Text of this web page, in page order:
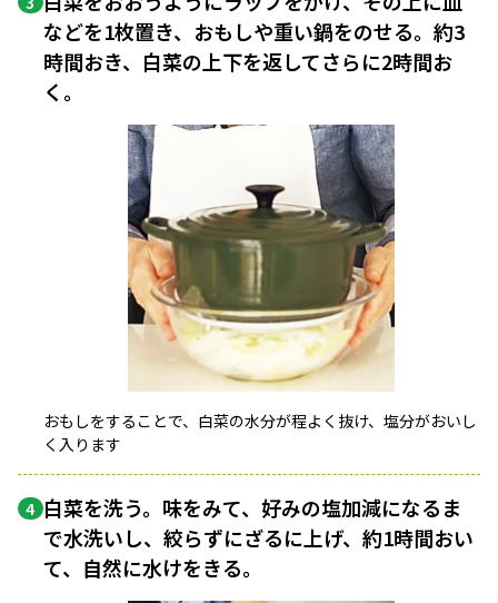
などを1枚置き、おもしや重い鍋をのせる。約3
時間おき、白菜の上下を返してさらに2時間お
く。
おもしをすることで、白菜の水分が程よく抜け、塩分がおいし
く入ります
4 白菜を洗う。味をみて、好みの塩加減になるま
で水洗いし、絞らずにざるに上げ、約1時間おい
て、自然に水けをきる。